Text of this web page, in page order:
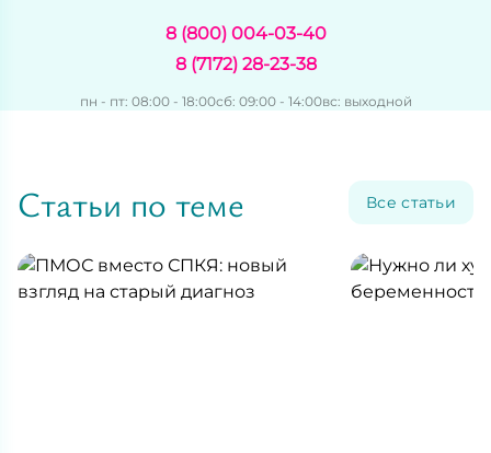
8 (800) 004-03-40
8 (7172) 28-23-38
пн - пт: 08:00 - 18:00сб: 09:00 - 14:00вс: выходной
Статьи по теме Все статьи